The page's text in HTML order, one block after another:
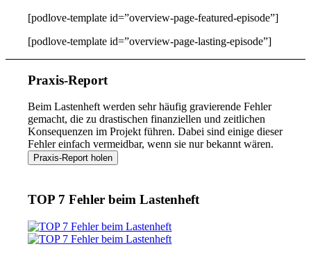
[podlove-template id=”overview-page-featured-episode”]
[podlove-template id=”overview-page-lasting-episode”]
Praxis-Report
Beim Lastenheft werden sehr häufig gravierende Fehler
gemacht, die zu drastischen finanziellen und zeitlichen
Konsequenzen im Projekt führen. Dabei sind einige dieser
Fehler einfach vermeidbar, wenn sie nur bekannt wären.
TOP 7 Fehler beim Lastenheft